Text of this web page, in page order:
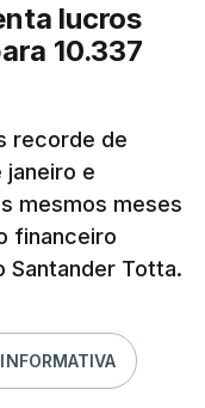
lucros
10.337
recorde de
janeiro e
mesmos meses
financeiro
Santander Totta.